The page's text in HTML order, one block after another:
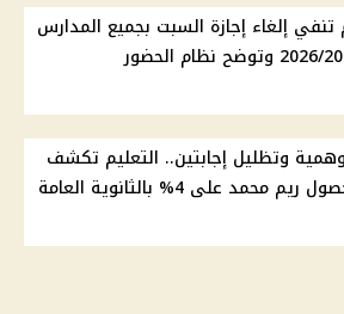
تنفي إلغاء إجازة السبت بجميع المدارس
وتظليل إجابتين.. التعليم تكشف
محمد على 4% بالثانوية العامة